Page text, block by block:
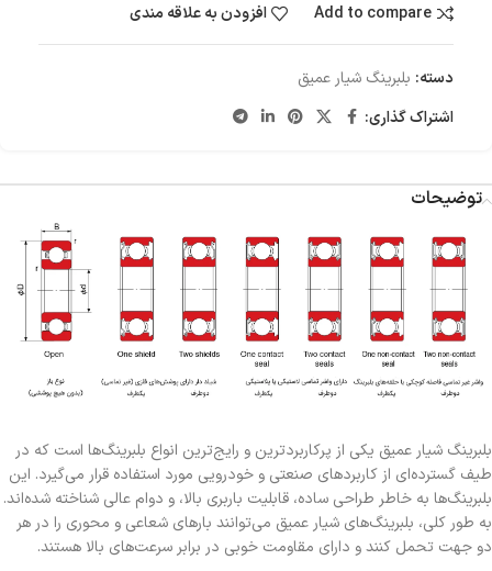
Add to compare افزودن به علاقه مندی
دسته: بلبرینگ شیار عمیق
اشتراک گذاری:
توضیحات
بلبرینگ شیار عمیق یکی از پرکاربردترین و رایج‌ترین انواع بلبرینگ‌ها است که در
طیف گسترده‌ای از کاربردهای صنعتی و خودرویی مورد استفاده قرار می‌گیرد. این
بلبرینگ‌ها به خاطر طراحی ساده، قابلیت باربری بالا، و دوام عالی شناخته شده‌اند.
به طور کلی، بلبرینگ‌های شیار عمیق می‌توانند بارهای شعاعی و محوری را در هر
دو جهت تحمل کنند و دارای مقاومت خوبی در برابر سرعت‌های بالا هستند.